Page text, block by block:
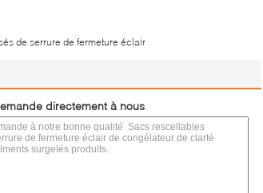
de serrure de fermeture éclair
directement à nous